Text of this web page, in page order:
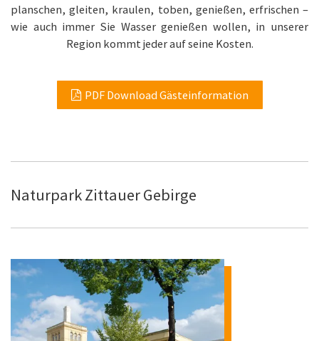
planschen, gleiten, kraulen, toben, genießen, erfrischen –
wie auch immer Sie Wasser genießen wollen, in unserer
Region kommt jeder auf seine Kosten.
PDF Download Gästeinformation
Naturpark Zittauer Gebirge